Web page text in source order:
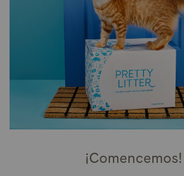
¡Comencemos!